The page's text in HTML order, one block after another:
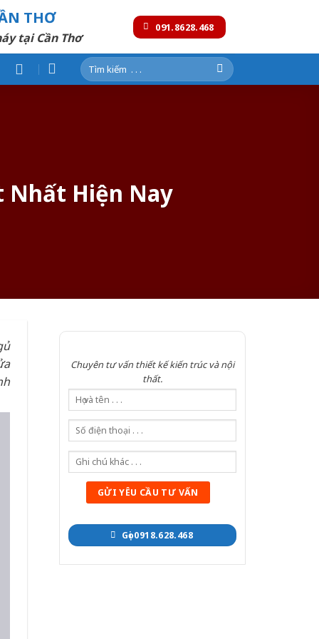
THƠ
tại Cần Thơ
091.8628.468
Tìm
kiếm:
Nhất Hiện Nay
Chuyên tư vấn thiết kế kiến trúc và nội
thất.
Gọi 0918.628.468